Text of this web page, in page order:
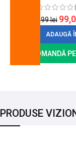
120,99lei
ADAUGĂ
COMANDĂ PE
PRODUSE